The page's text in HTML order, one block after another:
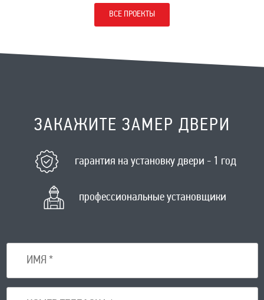
ВСЕ ПРОЕКТЫ
ЗАКАЖИТЕ ЗАМЕР ДВЕРИ
гарантия на установку двери - 1 год
профессиональные установщики